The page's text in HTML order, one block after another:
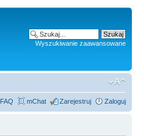
Wyszukiwanie zaawansowane
FAQ mChat Zarejestruj Zaloguj